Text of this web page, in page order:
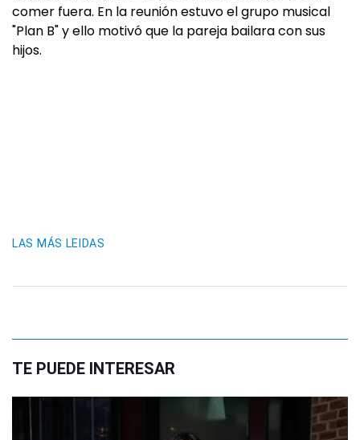
comer fuera. En la reunión estuvo el grupo musical
"Plan B" y ello motivó que la pareja bailara con sus
hijos.
LAS MÁS LEIDAS
TE PUEDE INTERESAR